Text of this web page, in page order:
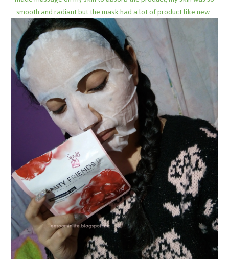
smooth and radiant but the mask had a lot of product like new.